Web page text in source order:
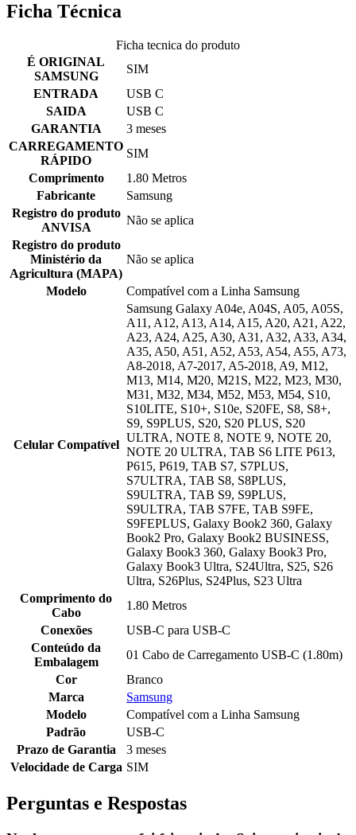
Ficha Técnica
Ficha tecnica do produto
É ORIGINAL
SAMSUNG
SIM
ENTRADA
USB C
SAIDA
USB C
GARANTIA
3 meses
CARREGAMENTO
RÁPIDO
SIM
Comprimento
1.80 Metros
Fabricante
Samsung
Registro do produto
ANVISA
Não se aplica
Registro do produto
Ministério da
Agricultura (MAPA)
Não se aplica
Modelo Compatível com a Linha Samsung
Celular Compatível
Samsung Galaxy A04e, A04S, A05, A05S,
A11, A12, A13, A14, A15, A20, A21, A22,
A23, A24, A25, A30, A31, A32, A33, A34,
A35, A50, A51, A52, A53, A54, A55, A73,
A8-2018, A7-2017, A5-2018, A9, M12,
M13, M14, M20, M21S, M22, M23, M30,
M31, M32, M34, M52, M53, M54, S10,
S10LITE, S10+, S10e, S20FE, S8, S8+,
S9, S9PLUS, S20, S20 PLUS, S20
ULTRA, NOTE 8, NOTE 9, NOTE 20,
NOTE 20 ULTRA, TAB S6 LITE P613,
P615, P619, TAB S7, S7PLUS,
S7ULTRA, TAB S8, S8PLUS,
S9ULTRA, TAB S9, S9PLUS,
S9ULTRA, TAB S7FE, TAB S9FE,
S9FEPLUS, Galaxy Book2 360, Galaxy
Book2 Pro, Galaxy Book2 BUSINESS,
Galaxy Book3 360, Galaxy Book3 Pro,
Galaxy Book3 Ultra, S24Ultra, S25, S26
Ultra, S26Plus, S24Plus, S23 Ultra
Comprimento do
Cabo
1.80 Metros
Conexões
USB-C para USB-C
Conteúdo da
Embalagem
01 Cabo de Carregamento USB-C (1.80m)
Cor
Branco
Marca
Samsung
Modelo
Compatível com a Linha Samsung
Padrão
USB-C
Prazo de Garantia
3 meses
Velocidade de Carga SIM
Perguntas e Respostas